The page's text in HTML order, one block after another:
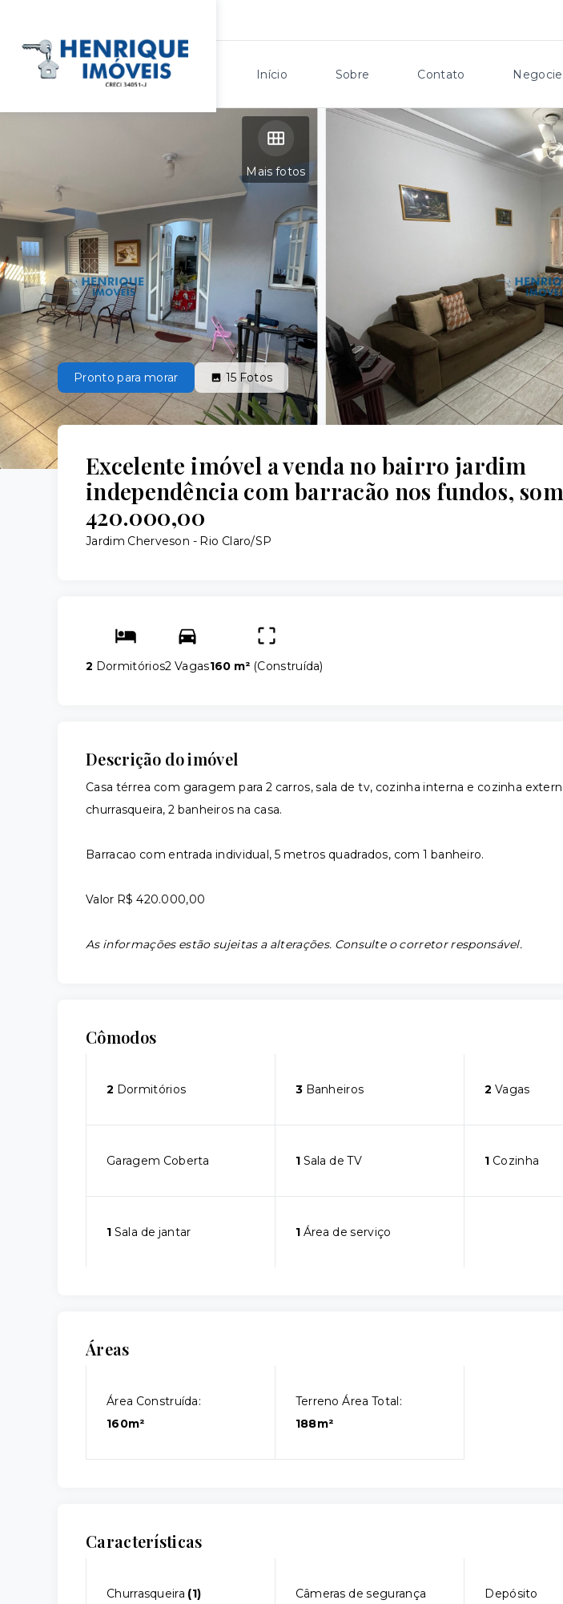
Início Sobre Contato
Mais fotos
Pronto para morar 15 Fotos
Excelente imóvel a venda no bairro jardim
independência com barracão nos fundos,
420.000,00
Jardim Cherveson - Rio Claro/SP
2 Dormitórios2 Vagas160 m² (Construída)
Descrição do imóvel
Casa térrea com garagem para 2 carros, sala de tv, cozinha interna e cozinha
churrasqueira, 2 banheiros na casa.
Barracao com entrada individual, 5 metros quadrados, com 1 banheiro.
Valor R$ 420.000,00
As informações estão sujeitas a alterações. Consulte o corretor responsável.
Cômodos
2 Dormitórios 3Banheiros 2 Vagas
Garagem Coberta 1Sala de TV 1 Cozinha
1 Sala de jantar 1Área de serviço
Áreas
Área Construída:
160m²
Terreno Área Total:
188m²
Características
Churrasqueira (1) Câmeras de segurança Depósito